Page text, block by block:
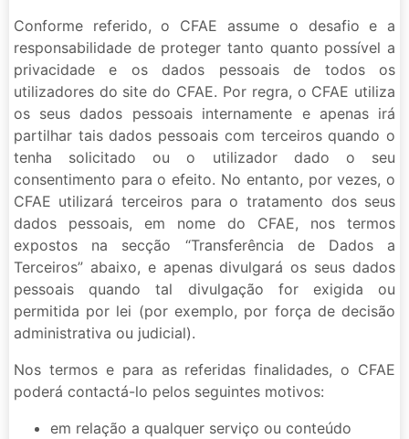
Conforme referido, o CFAE assume o desafio e a
responsabilidade de proteger tanto quanto possível a
privacidade e os dados pessoais de todos os
utilizadores do site do CFAE. Por regra, o CFAE utiliza
os seus dados pessoais internamente e apenas irá
partilhar tais dados pessoais com terceiros quando o
tenha solicitado ou o utilizador dado o seu
consentimento para o efeito. No entanto, por vezes, o
CFAE utilizará terceiros para o tratamento dos seus
dados pessoais, em nome do CFAE, nos termos
expostos na secção “Transferência de Dados a
Terceiros” abaixo, e apenas divulgará os seus dados
pessoais quando tal divulgação for exigida ou
permitida por lei (por exemplo, por força de decisão
administrativa ou judicial).
Nos termos e para as referidas finalidades, o CFAE
poderá contactá-lo pelos seguintes motivos:
em relação a qualquer serviço ou conteúdo